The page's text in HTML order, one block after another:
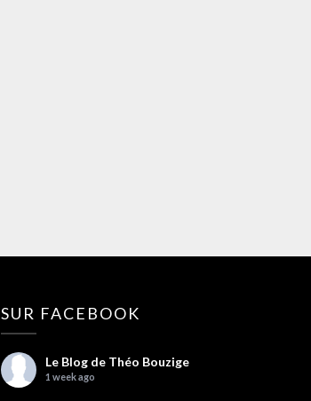
SUR FACEBOOK
Le Blog de Théo Bouzige
1 week ago